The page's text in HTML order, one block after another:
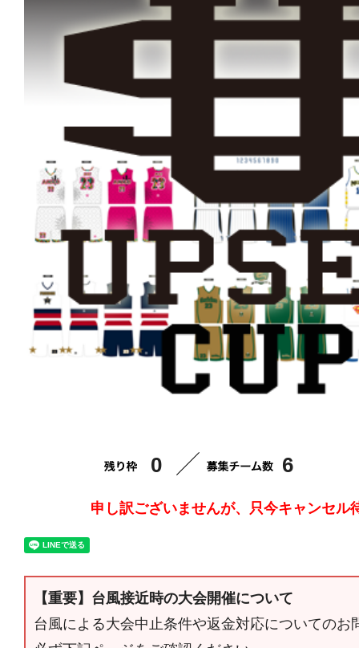
0 6
申し訳ございませんが、只今キャンセル
【重要】台風接近時の大会開催について
台風による大会中止条件や返金対応についてのお